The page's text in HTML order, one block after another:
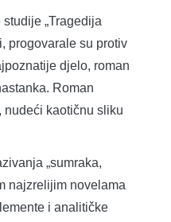
„Tragedija
progovarale su protiv
djelo, roman
Roman
kaotičnu sliku
„sumraka,
najzrelijim novelama
i analitičke